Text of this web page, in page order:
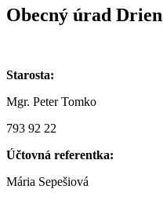
Obecný úrad
Starosta:
Mgr. Peter Tomko
793 92 22
Účtovná referentka:
Mária Sepešiová